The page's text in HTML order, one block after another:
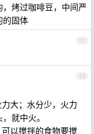
烤过咖啡豆，中间严
的固体
11
12
大；水分少，火力
就中火。
以搅拌的食物要搅